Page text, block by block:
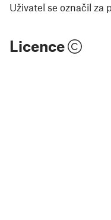
Uživatel se označil za
Licence